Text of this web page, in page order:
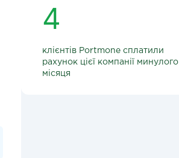
4
клієнтів Portmone сплатили
рахунок цієї компанії минулого
місяця